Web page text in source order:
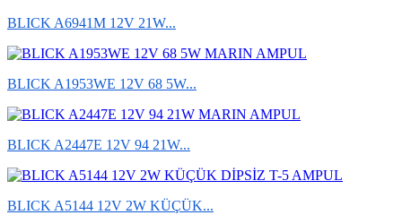
BLICK A6941M 12V 21W...
BLICK A1953WE 12V 68 5W...
BLICK A2447E 12V 94 21W...
BLICK A5144 12V 2W KÜÇÜK...